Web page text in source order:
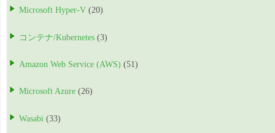
Microsoft Hyper-V (20)
コンテナ/Kubernetes (3)
Amazon Web Service (AWS) (51)
Microsoft Azure (26)
Wasabi (33)